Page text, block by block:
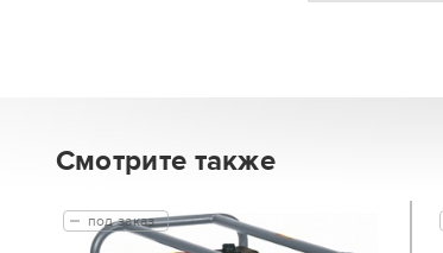
Смотрите также
под заказ